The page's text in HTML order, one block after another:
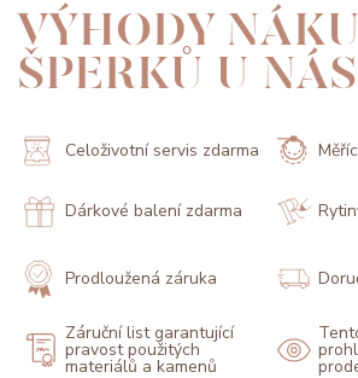
VÝHODY
ŠPERKŮ U NÁS
Celoživotní servis zdarma
Dárkové balení zdarma
Prodloužená záruka
Záruční list garantující
pravost použitých
materiálů a kamenů